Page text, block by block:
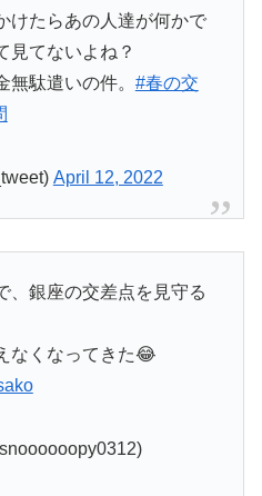
けたらあの人達が何かで
見てないよね？
駄遣いの件。 #春の交
April 12, 2022
、銀座の交差点を見守る
なくなってきた😂